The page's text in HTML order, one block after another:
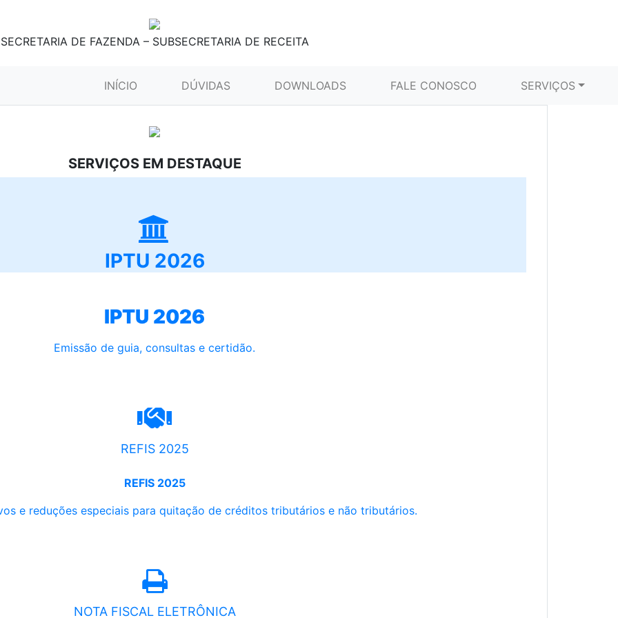
SECRETARIA DE FAZENDA – SUBSECRETARIA DE RECEITA
INÍCIO (CURRENT)DÚVIDAS DOWNLOADS FALE CONOSCO SERVIÇOS
SERVIÇOS EM DESTAQUE
IPTU 2026
IPTU 2026
Emissão de guia, consultas e certidão.
REFIS 2025
REFIS 2025
e reduções especiais para quitação de créditos tributários e não tributários.
NOTA FISCAL ELETRÔNICA